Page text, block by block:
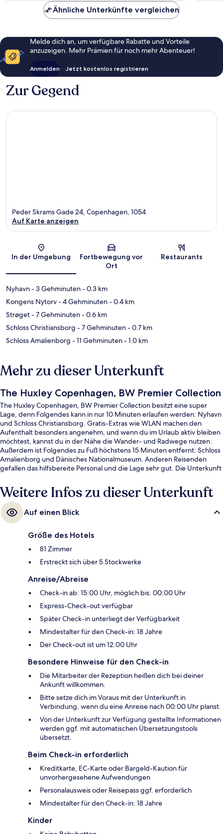
Ähnliche Unterkünfte vergleichen
Melde dich an, um verfügbare Rabatte und Vorteile
anzuzeigen. Mehr Prämien für noch mehr Abenteuer!
Anmelden Jetzt kostenlos registrieren
Zur Gegend
Karte
Peder Skrams Gade 24, Copenhagen, 1054
Auf Karte anzeigen
In der Umgebung
Fortbewegung vor
Ort
Restaurants
Nyhavn- 3 Gehminuten- 0.3 km
Kongens Nytorv- 4 Gehminuten- 0.4 km
Strøget- 7 Gehminuten- 0.6 km
Schloss Christiansborg - 7 Gehminuten- 0.7 km
Schloss Amalienborg - 11 Gehminuten- 1.0 km
Mehr zu dieser Unterkunft
The Huxley Copenhagen, BW Premier Collection
The Huxley Copenhagen, BW Premier Collection besitzt eine super
Lage, denn Folgendes kann in nur 10 Minuten erlaufen werden: Nyhavn
und Schloss Christiansborg. Gratis-Extras wie WLAN machen den
Aufenthalt besonders angenehm, und wenn du im Urlaub aktiv bleiben
möchtest, kannst du in der Nähe die Wander- und Radwege nutzen.
Außerdem ist Folgendes zu Fuß höchstens 15 Minuten entfernt: Schloss
Amalienborg und Dänisches Nationalmuseum. Anderen Reisenden
gefallen das hilfsbereite Personal und die Lage sehr gut. Die Unterkunft
entfernt: Zur U-Bahn läuft man 6 Minuten (U-Bahn-Station Kongens
Nytorv) bzw. 9 Minuten (U-Bahn-Station Christianshavn).
Weitere Infos zu dieser Unterkunft
Auf einen Blick
Größe des Hotels
81 Zimmer
Erstreckt sich über 5 Stockwerke
Anreise/Abreise
Check-in ab: 15:00 Uhr, möglich bis: 00:00 Uhr
Express-Check-out verfügbar
Später Check-in unterliegt der Verfügbarkeit
Mindestalter für den Check-in: 18 Jahre
Der Check-out ist um 12:00 Uhr
Besondere Hinweise für den Check-in
Die Mitarbeiter der Rezeption heißen dich bei deiner
Ankunft willkommen.
Bitte setze dich im Voraus mit der Unterkunft in
Verbindung, wenn du eine Anreise nach 00:00 Uhr planst.
Von der Unterkunft zur Verfügung gestellte Informationen
werden ggf. mit automatischen Übersetzungstools
übersetzt.
Beim Check-in erforderlich
Kreditkarte, EC-Karte oder Bargeld-Kaution für
unvorhergesehene Aufwendungen
Personalausweis oder Reisepass ggf. erforderlich
Mindestalter für den Check-in: 18 Jahre
Kinder